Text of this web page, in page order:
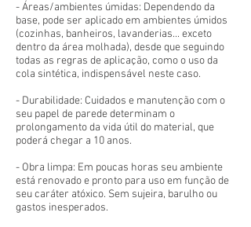
- Áreas/ambientes úmidas: Dependendo da
base, pode ser aplicado em ambientes úmidos
(cozinhas, banheiros, lavanderias... exceto
dentro da área molhada), desde que seguindo
todas as regras de aplicação, como o uso da
cola sintética, indispensável neste caso.
- Durabilidade: Cuidados e manutenção com o
seu papel de parede determinam o
prolongamento da vida útil do material, que
poderá chegar a 10 anos.
- Obra limpa: Em poucas horas seu ambiente
está renovado e pronto para uso em função de
seu caráter atóxico. Sem sujeira, barulho ou
gastos inesperados.